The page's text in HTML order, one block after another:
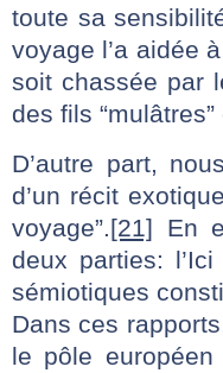
toute sa
voyage l’a aidée
soit chassée par
des fils
D’autre part,
d’un récit
voyage”.[21] En
deux parties:
sémiotiques
Dans ces
le pôle européen